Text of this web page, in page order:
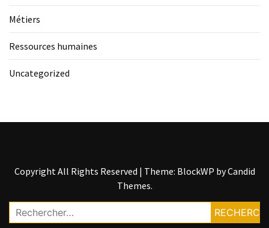
Métiers
Ressources humaines
Uncategorized
Copyright All Rights Reserved | Theme: BlockWP byCandid
Themes.
Rechercher :